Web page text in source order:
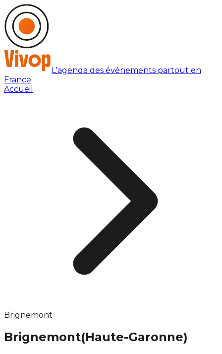
L'agenda des événements partout en
France
Accueil
Brignemont
Brignemont(Haute-Garonne)